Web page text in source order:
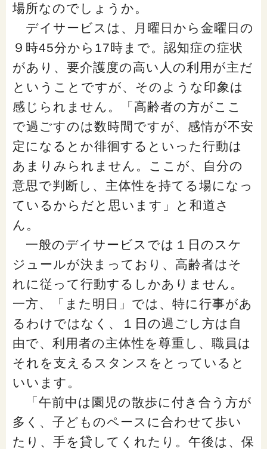
場所なのでしょうか。
デイサービスは、月曜日から金曜日の
９時45分から17時まで。認知症の症状
があり、要介護度の高い人の利用が主だ
ということですが、そのような印象は
感じられません。「高齢者の方がここ
で過ごすのは数時間ですが、感情が不安
定になるとか徘徊するといった行動は
あまりみられません。ここが、自分の
意思で判断し、主体性を持てる場になっ
ているからだと思います」と和道さ
ん。
一般のデイサービスでは１日のスケ
ジュールが決まっており、高齢者はそ
れに従って行動するしかありません。
一方、「また明日」では、特に行事があ
るわけではなく、１日の過ごし方は自
由で、利用者の主体性を尊重し、職員は
それを支えるスタンスをとっていると
いいます。
「午前中は園児の散歩に付き合う方が
多く、子どものペースに合わせて歩い
たり、手を貸してくれたり。午後は、保